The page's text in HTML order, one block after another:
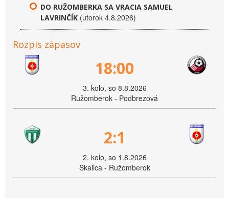
DO RUŽOMBERKA SA VRACIA SAMUEL
LAVRINČÍK (utorok 4.8.2026)
Rozpis zápasov
18:00
3. kolo, so 8.8.2026
Ružomberok - Podbrezová
2:1
2. kolo, so 1.8.2026
Skalica - Ružomberok